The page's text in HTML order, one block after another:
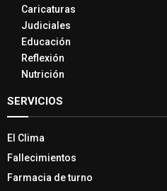
Caricaturas
Judiciales
Educación
Reflexión
Nutrición
SERVICIOS
El Clima
Fallecimientos
Farmacia de turno